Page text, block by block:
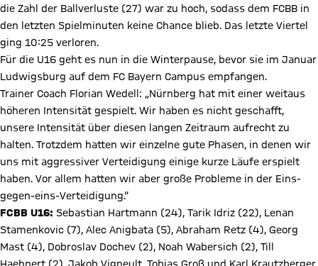
die Zahl der Ballverluste (27) war zu hoch, sodass dem FCBB in
den letzten Spielminuten keine Chance blieb. Das letzte Viertel
ging 10:25 verloren.
Für die U16 geht es nun in die Winterpause, bevor sie im Januar
Ludwigsburg auf dem FC Bayern Campus empfangen.
Trainer Coach Florian Wedell: „Nürnberg hat mit einer weitaus
höheren Intensität gespielt. Wir haben es nicht geschafft,
unsere Intensität über diesen langen Zeitraum aufrecht zu
halten. Trotzdem hatten wir einzelne gute Phasen, in denen wir
uns mit aggressiver Verteidigung einige kurze Läufe erspielt
haben. Vor allem hatten wir aber große Probleme in der Eins-
gegen-eins-Verteidigung.“
FCBB U16: Sebastian Hartmann (24), Tarik Idriz (22), Lenan
Stamenkovic (7), Alec Anigbata (5), Abraham Retz (4), Georg
Mast (4), Dobroslav Dochev (2), Noah Wabersich (2), Till